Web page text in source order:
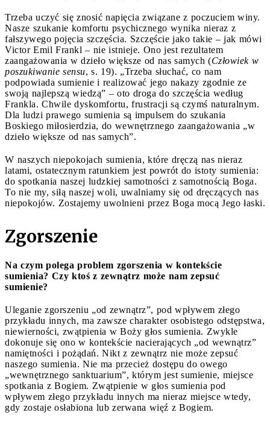
Trzeba uczyć się znosić napięcia związane z poczuciem winy.
Nasze szukanie komfortu psychicznego wynika nieraz z
fałszywego pojęcia szczęścia. Szczęście jako takie – jak mówi
Victor Emil Frankl – nie istnieje. Ono jest rezultatem
zaangażowania w dzieło większe od nas samych (Człowiek w
poszukiwanie sensu, s. 19). „Trzeba słuchać, co nam
podpowiada sumienie i realizować jego nakazy zgodnie ze
swoją najlepszą wiedzą” – oto droga do szczęścia według
Frankla. Chwile dyskomfortu, frustracji są czymś naturalnym.
Dla ludzi prawego sumienia są impulsem do szukania
Boskiego miłosierdzia, do wewnętrznego zaangażowania „w
dzieło większe od nas samych”.
W naszych niepokojach sumienia, które dręczą nas nieraz
latami, ostatecznym ratunkiem jest powrót do istoty sumienia:
do spotkania naszej ludzkiej samotności z samotnością Boga.
To nie my, siłą naszej woli, uwalniamy się od dręczących nas
niepokojów. Zostajemy uwolnieni przez Boga mocą Jego łaski.
Zgorszenie
Na czym polega problem zgorszenia w kontekście
sumienia? Czy ktoś z zewnątrz może nam zepsuć
sumienie?
Uleganie zgorszeniu „od zewnątrz”, pod wpływem złego
przykładu innych, ma zawsze charakter osobistego odstępstwa,
niewierności, zwątpienia w Boży głos sumienia. Zwykle
dokonuje się ono w kontekście nacierających „od wewnątrz”
namiętności i pożądań. Nikt z zewnątrz nie może zepsuć
naszego sumienia. Nie ma przecież dostępu do owego
„wewnętrznego sanktuarium”, którym jest sumienie, miejsce
spotkania z Bogiem. Zwątpienie w głos sumienia pod
wpływem złego przykładu innych ma nieraz miejsce wtedy,
gdy zostaje osłabiona lub zerwana więź z Bogiem.